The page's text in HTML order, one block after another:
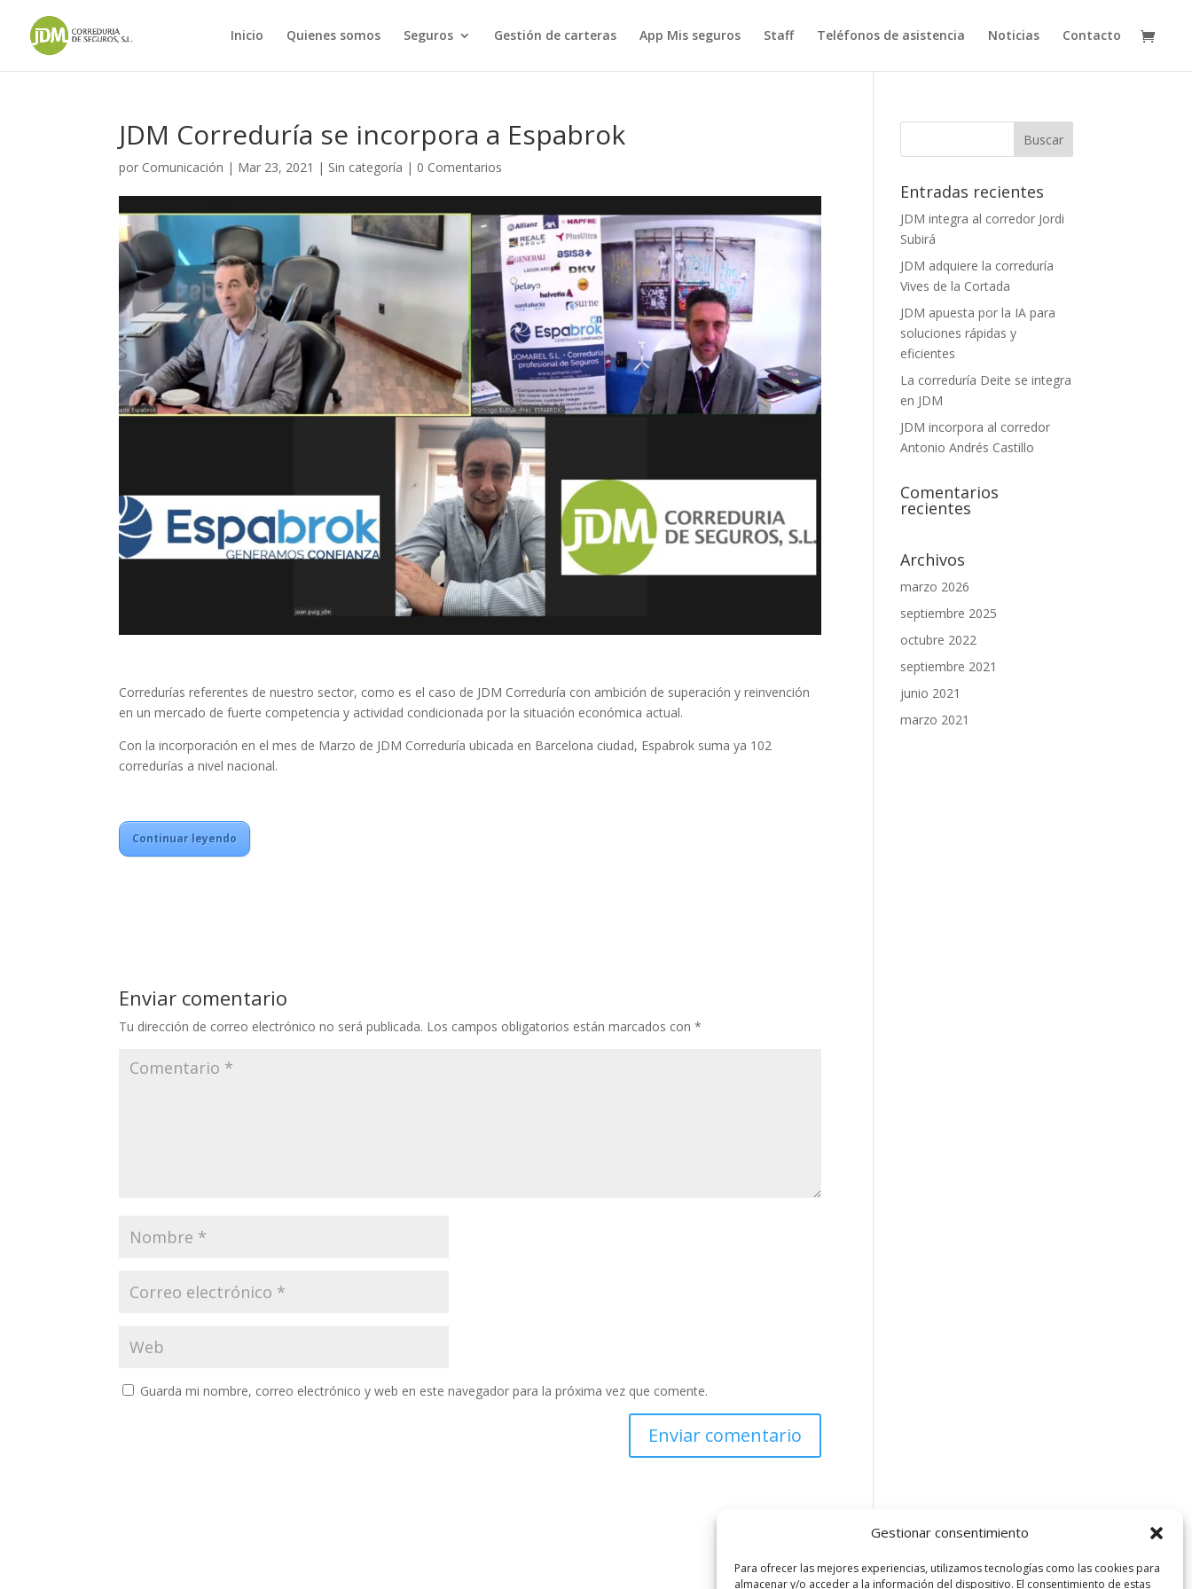
Gestionar consentimiento
Para ofrecer las mejores experiencias, utilizamos tecnologías como las cookies para
almacenar y/o acceder a la información del dispositivo. El consentimiento de estas
Inicio Quienes somos Seguros Gestión de carteras App Mis seguros Staff Teléfonos de asistencia Noticias Contacto
JDM Correduría se incorpora a Espabrok
por Comunicación | Mar 23, 2021 | Sin categoría | 0 Comentarios
Corredurías referentes de nuestro sector, como es el caso de JDM Correduría con ambición de superación y reinvención
en un mercado de fuerte competencia y actividad condicionada por la situación económica actual.
Con la incorporación en el mes de Marzo de JDM Correduría ubicada en Barcelona ciudad, Espabrok suma ya 102
corredurías a nivel nacional.
Continuar leyendo
Enviar comentario
Tu dirección de correo electrónico no será publicada. Los campos obligatorios están marcados con*
Guarda mi nombre, correo electrónico y web en este navegador para la próxima vez que comente.
Entradas recientes
JDM integra al corredor Jordi
Subirá
JDM adquiere la correduría
Vives de la Cortada
JDM apuesta por la IA para
soluciones rápidas y
eficientes
La correduría Deite se integra
en JDM
JDM incorpora al corredor
Antonio Andrés Castillo
Comentarios
recientes
Archivos
marzo 2026
septiembre 2025
octubre 2022
septiembre 2021
junio 2021
marzo 2021